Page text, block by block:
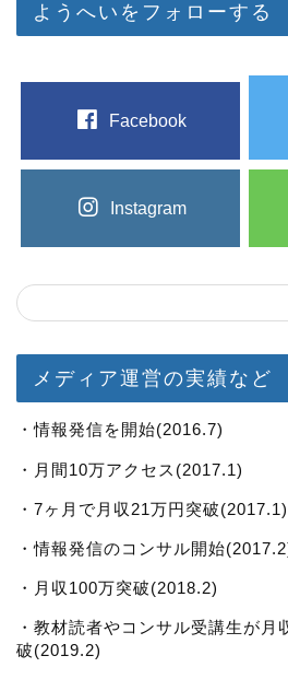
ようへいをフォローする
Facebook
Instagram
メディア運営の実績など
・情報発信を開始(2016.7)
・月間10万アクセス(2017.1)
・7ヶ月で月収21万円突破(2017.1)
・情報発信のコンサル開始
・月収100万突破(2018.2)
・教材読者やコンサル受講生が月
破(2019.2)